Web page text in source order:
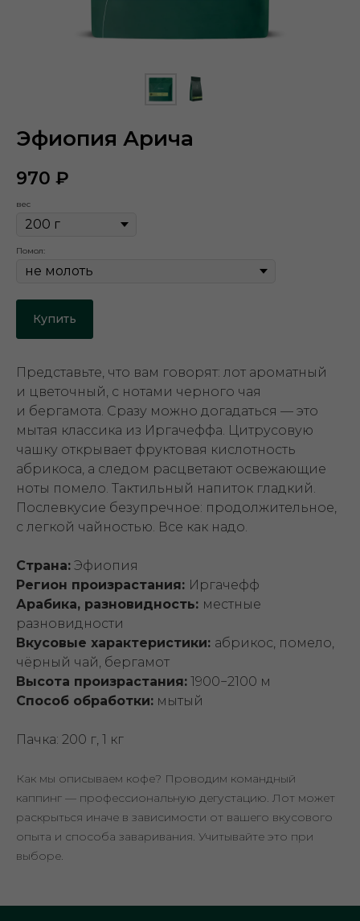
Эфиопия Арича
970 ₽
вес
Помол:
Купить
Представьте, что вам говорят: лот ароматный
и цветочный, с нотами черного чая
и бергамота. Сразу можно догадаться — это
мытая классика из Иргачеффа. Цитрусовую
чашку открывает фруктовая кислотность
абрикоса, а следом расцветают освежающие
ноты помело. Тактильный напиток гладкий.
Послевкусие безупречное: продолжительное,
с легкой чайностью. Все как надо.
Страна: Эфиопия
Регион произрастания: Иргачефф
Арабика, разновидность: местные
разновидности
Вкусовые характеристики: абрикос, помело,
чёрный чай, бергамот
Высота произрастания: 1900−2100 м
Способ обработки: мытый
Пачка: 200 г, 1 кг
Как мы описываем кофе? Проводим командный
каппинг — профессиональную дегустацию. Лот может
раскрыться иначе в зависимости от вашего вкусового
опыта и способа заваривания. Учитывайте это при
выборе.